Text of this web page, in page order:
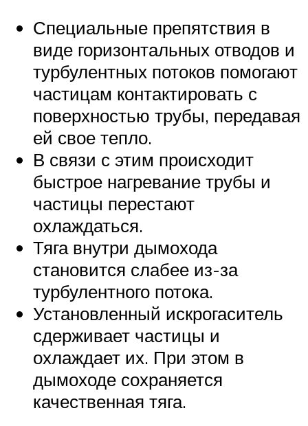
Специальные препятствия в
виде горизонтальных отводов и
турбулентных потоков помогают
частицам контактировать с
поверхностью трубы, передавая
ей свое тепло.
В связи с этим происходит
быстрое нагревание трубы и
частицы перестают
охлаждаться.
Тяга внутри дымохода
становится слабее из-за
турбулентного потока.
Установленный искрогаситель
сдерживает частицы и
охлаждает их. При этом в
дымоходе сохраняется
качественная тяга.